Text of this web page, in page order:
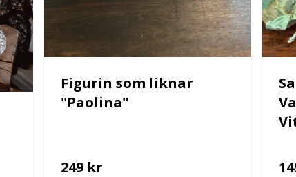
Figurin som liknar
"Paolina"
249 kr